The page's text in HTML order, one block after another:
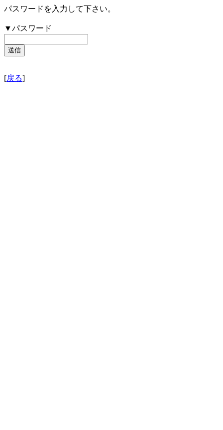
パスワードを入力して下さい。
▼パスワード
[戻る]